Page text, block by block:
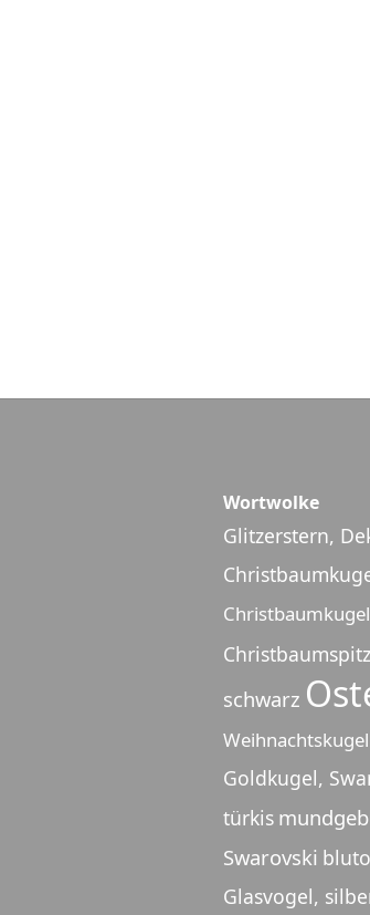
Wortwolke
Glitzerstern,
schwarz
Weihnachtskugel
Goldkugel,
türkis
Swarovski
Glasvogel,